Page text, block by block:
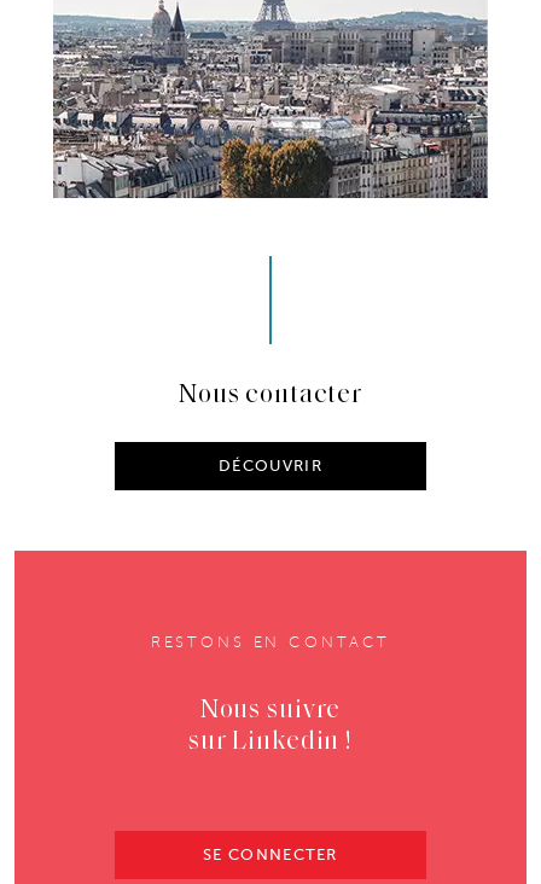
Nous contacter
DÉCOUVRIR
RESTONS EN CONTACT
Nous suivre
sur Linkedin !
SE CONNECTER